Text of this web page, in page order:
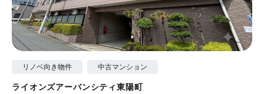
リノベ向き物件 中古マンション
ライオンズアーバンシティ東陽町